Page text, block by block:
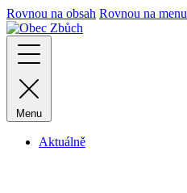
Rovnou na obsah Rovnou na menu
Menu
Aktuálně